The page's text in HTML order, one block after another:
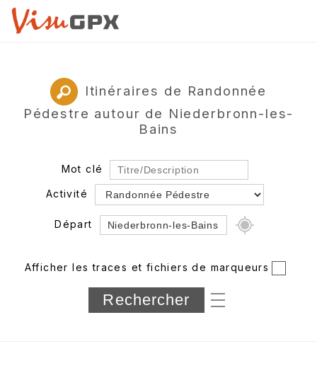
Itinéraires de Randonnée
Pédestre autour de Niederbronn-les-
Bains
Mot clé
Activité
Départ
Département
Longueur min/max
Afficher les traces et fichiers de marqueurs